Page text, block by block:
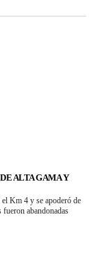
ALTA GAMA Y
Km 4 y se apoderó de
fueron abandonadas